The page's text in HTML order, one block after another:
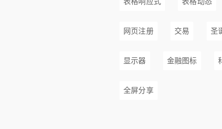
网页注册 交易 圣
显示器 金融图标
全屏分享